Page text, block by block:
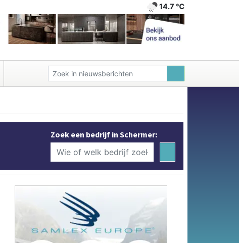
14.7 ℃
Zoek een bedrijf in Schermer: